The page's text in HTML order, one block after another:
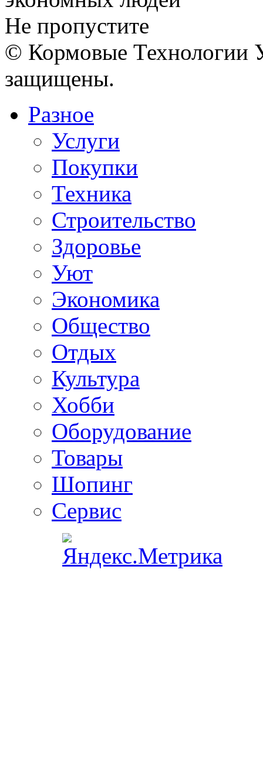
Не пропустите
© Кормовые Технологии
защищены.
Разное
Услуги
Покупки
Техника
Строительство
Здоровье
Уют
Экономика
Общество
Отдых
Культура
Хобби
Оборудование
Товары
Шопинг
Сервис